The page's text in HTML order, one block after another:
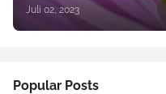
Juli 02, 2023
Popular Posts